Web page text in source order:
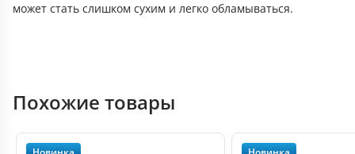
может стать слишком сухим и легко обламываться.
Похожие товары